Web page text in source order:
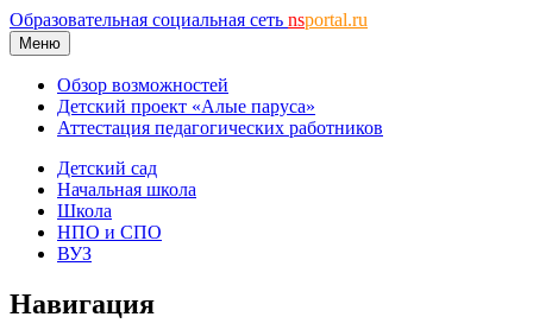
Образовательная социальная сеть nsportal.ru
Меню
Обзор возможностей
Детский проект «Алые паруса»
Аттестация педагогических работников
Детский сад
Начальная школа
Школа
НПО и СПО
ВУЗ
Навигация